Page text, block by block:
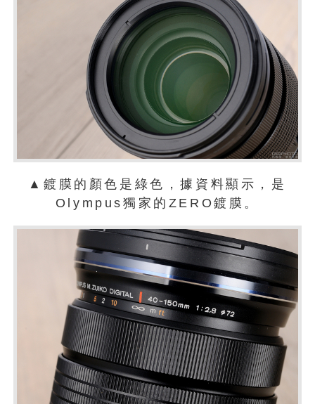
▲鍍膜的顏色是綠色，據資料顯示，是
Olympus獨家的ZERO鍍膜。